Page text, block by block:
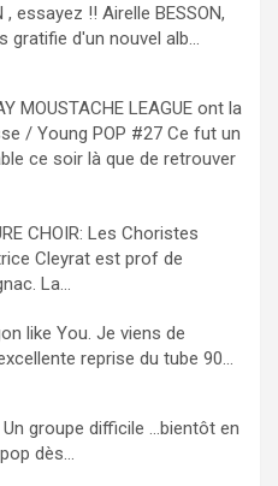
, essayez !! Airelle BESSON,
gratifie d'un nouvel alb...
MOUSTACHE LEAGUE ont la
/ Young POP #27 Ce fut un
ce soir là que de retrouver
CHOIR: Les Choristes
Cleyrat est prof de
La...
like You. Je viens de
reprise du tube 90...
Un groupe difficile ...bientôt en
dès...